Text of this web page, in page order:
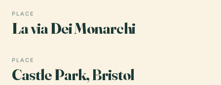
PLACE
La via Dei Monarchi
PLACE
Castle Park, Bristol